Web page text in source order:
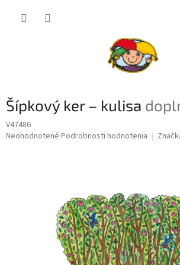
Šípkový ker – kulisa
V47486
Priemerné
Neohodnotené Podrobnosti hodnotenia